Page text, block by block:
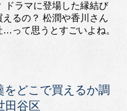
ドラマに登場した縁結び
るの？ 松潤や香川さん
…って思うとすごいよね。
どこで買えるか調
田谷区